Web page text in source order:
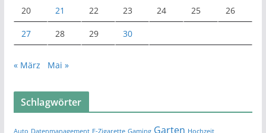
20 21 22 23 24 25 26
27 28 29 30
« März Mai »
Schlagwörter
Auto Datenmanagement E-Zigarette Gaming Garten Hochzeit